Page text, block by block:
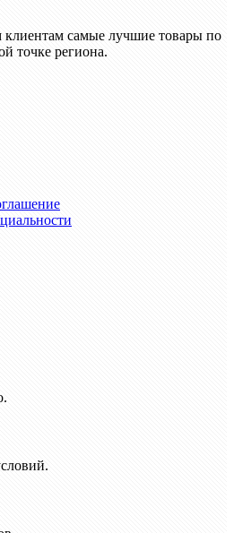
самые лучшие товары по
точке региона.